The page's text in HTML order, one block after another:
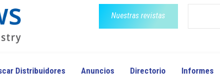
Nuestras revistas
Distribuidores Anuncios Directorio Informes